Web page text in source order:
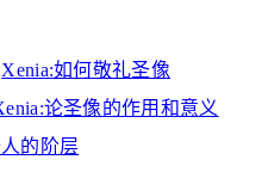
Xenia:如何敬礼圣像
论圣像的作用和意义
的阶层